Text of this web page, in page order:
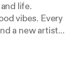
life.
vibes. Every
a new artist
or donate
podcast: